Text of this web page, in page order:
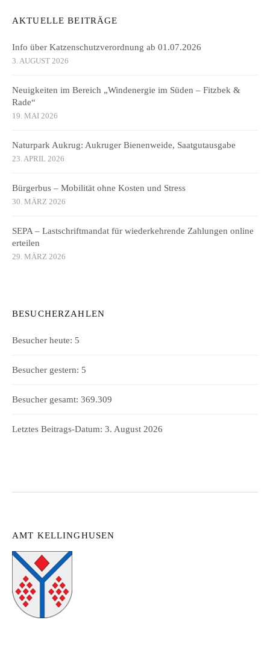
AKTUELLE BEITRÄGE
Info über Katzenschutzverordnung ab 01.07.2026
3. AUGUST 2026
Neuigkeiten im Bereich „Windenergie im Süden – Fitzbek &
Rade“
19. MAI 2026
Naturpark Aukrug: Aukruger Bienenweide, Saatgutausgabe
23. APRIL 2026
Bürgerbus – Mobilität ohne Kosten und Stress
30. MÄRZ 2026
SEPA – Lastschriftmandat für wiederkehrende Zahlungen online
erteilen
29. MÄRZ 2026
BESUCHERZAHLEN
Besucher heute: 5
Besucher gestern: 5
Besucher gesamt: 369.309
Letztes Beitrags-Datum: 3. August 2026
AMT KELLINGHUSEN